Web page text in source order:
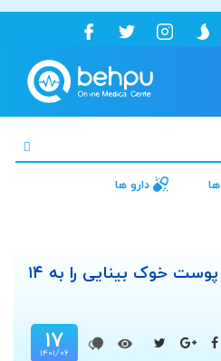
دارو ها
ایمپلنت ساخته‌شده از پوست خوک بینایی را به ۱۴
۱۷
۱۴۰۱/۰۶